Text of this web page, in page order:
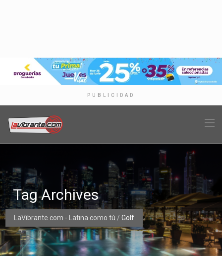
PUBLICIDAD
LaVibrante.com - Latina como tú / Golf
Tag Archives